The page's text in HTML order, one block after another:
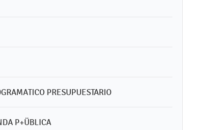
PRESUPUESTARIO
P+ÜBLICA